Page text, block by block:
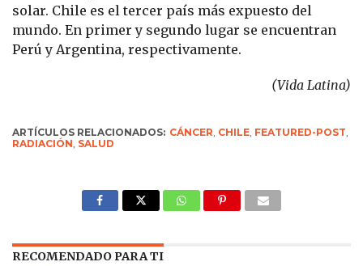
solar. Chile es el tercer país más expuesto del
mundo. En primer y segundo lugar se encuentran
Perú y Argentina, respectivamente.
(Vida Latina)
ARTÍCULOS RELACIONADOS: CÁNCER CHILE FEATURED-POST
RADIACIÓN SALUD
RECOMENDADO PARA TI